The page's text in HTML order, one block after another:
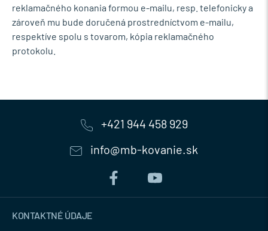
reklamačného konania formou e-mailu, resp. telefonicky a
zároveň mu bude doručená prostredníctvom e-mailu,
respektíve spolu s tovarom, kópia reklamačného
protokolu.
+421 944 458 929
info@mb-kovanie.sk
KONTAKTNÉ ÚDAJE